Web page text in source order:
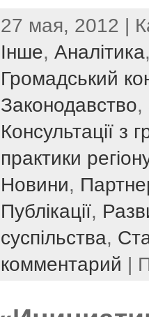
27 мая, 2012 |
Інше, Аналітика
Громадський
Законодавство,
Консультації з
практики регіону
Новини,
Публікації,
суспільства,
комментарий |